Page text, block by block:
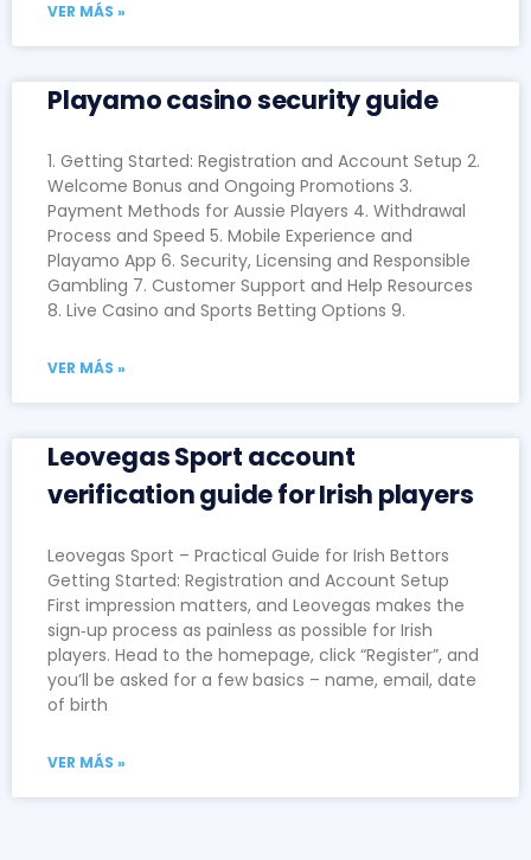
VER MÁS »
Playamo casino security guide
1. Getting Started: Registration and Account Setup 2.
Welcome Bonus and Ongoing Promotions 3.
Payment Methods for Aussie Players 4. Withdrawal
Process and Speed 5. Mobile Experience and
Playamo App 6. Security, Licensing and Responsible
Gambling 7. Customer Support and Help Resources
8. Live Casino and Sports Betting Options 9.
VER MÁS »
Leovegas Sport account
verification guide for Irish players
Leovegas Sport – Practical Guide for Irish Bettors
Getting Started: Registration and Account Setup
First impression matters, and Leovegas makes the
sign‑up process as painless as possible for Irish
players. Head to the homepage, click “Register”, and
you’ll be asked for a few basics – name, email, date
of birth
VER MÁS »